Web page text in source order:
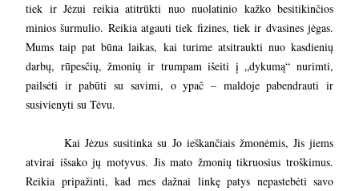
tiek ir Jėzui reikia atitrūkti nuo nuolatinio kažko besitikinčios
minios šurmulio. Reikia atgauti tiek fizines, tiek ir dvasines jėgas.
Mums taip pat būna laikas, kai turime atsitraukti nuo kasdienių
darbų, rūpesčių, žmonių ir trumpam išeiti į „dykumą“ nurimti,
pailsėti ir pabūti su savimi, o ypač – maldoje pabendrauti ir
susivienyti su Tėvu.
Kai Jėzus susitinka su Jo ieškančiais žmonėmis, Jis jiems
atvirai išsako jų motyvus. Jis mato žmonių tikruosius troškimus.
Reikia pripažinti, kad mes dažnai linkę patys nepastebėti savo